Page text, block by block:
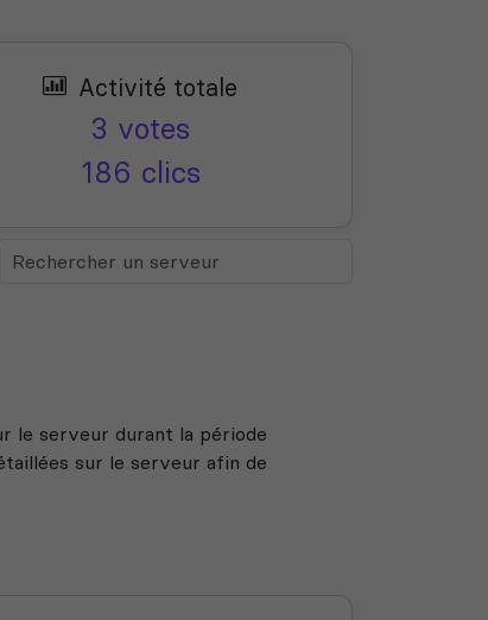
Activité totale
3 votes
186 clics
le serveur durant la période
sur le serveur afin de